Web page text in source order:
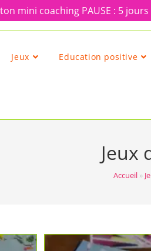
mini coaching PAUSE : 5
Jeux Education positive
Jeux
Accueil »